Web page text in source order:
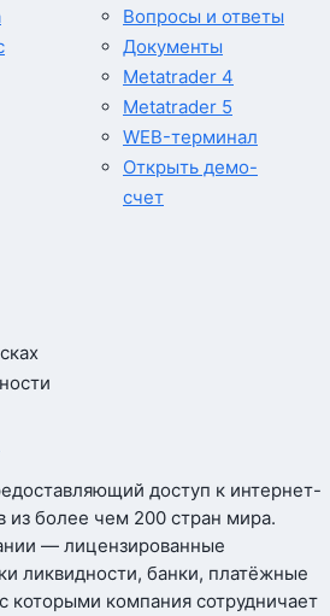
Вопросы и ответы
Документы
Metatrader 4
Metatrader 5
WEB-терминал
Открыть демо-
счет
доступ к интернет-
из более чем 200 стран мира.
— лицензированные
ликвидности, банки, платёжные
которыми компания сотрудничает